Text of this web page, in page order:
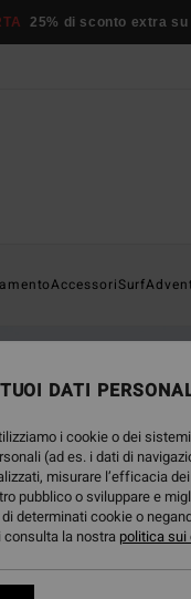
25% di sconto extra
AccessoriSurf
DATI
i cookie o dei
(ad es. i dati di
misurare l’efficacia
pubblico o sviluppare e
determinati cookie o
la nostra politica sui